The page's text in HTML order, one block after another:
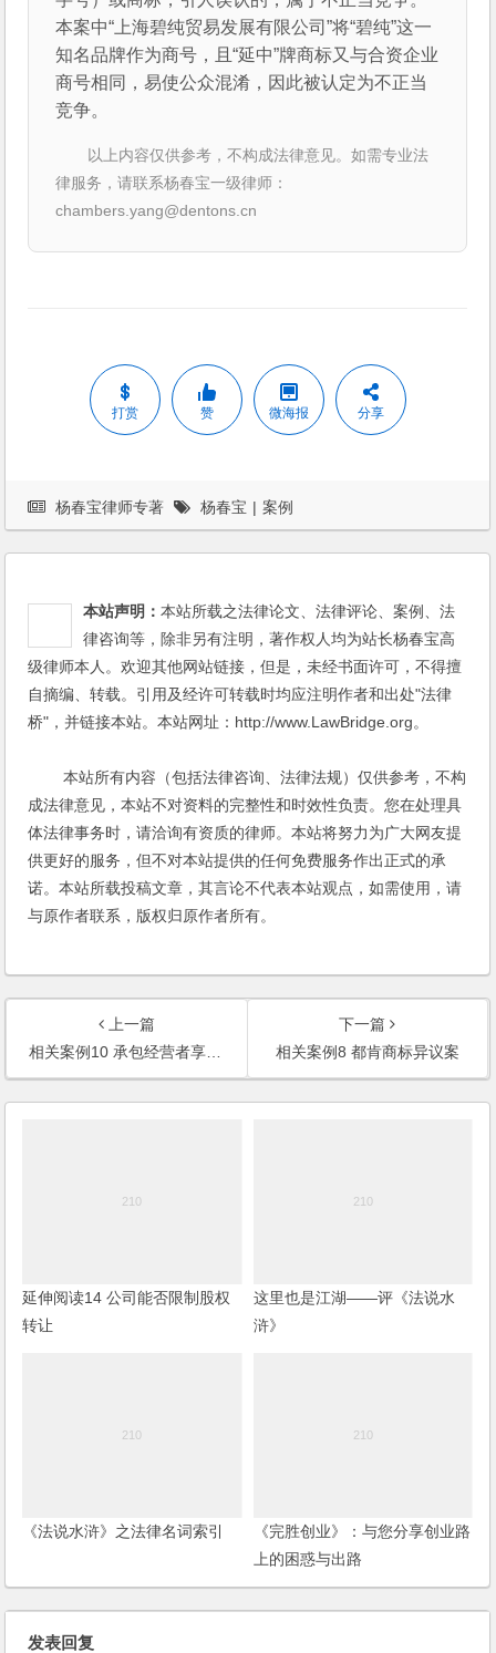
本案中“上海碧纯贸易发展有限公司”将“碧纯”这一
知名品牌作为商号，且“延中”牌商标又与合资企业
商号相同，易使公众混淆，因此被认定为不正当
竞争。
以上内容仅供参考，不构成法律意见。如需专业法
律服务，请联系杨春宝一级律师：
chambers.yang@dentons.cn
打赏 赞 微海报 分享
杨春宝律师专著 杨春宝 | 案例
本站声明：本站所载之法律论文、法律评论、案例、法
律咨询等，除非另有注明，著作权人均为站长杨春宝高
级律师本人。欢迎其他网站链接，但是，未经书面许可，不得擅
自摘编、转载。引用及经许可转载时均应注明作者和出处"法律
桥"，并链接本站。本站网址：http://www.LawBridge.org。
本站所有内容（包括法律咨询、法律法规）仅供参考，不构
成法律意见，本站不对资料的完整性和时效性负责。您在处理具
体法律事务时，请洽询有资质的律师。本站将努力为广大网友提
供更好的服务，但不对本站提供的任何免费服务作出正式的承
诺。本站所载投稿文章，其言论不代表本站观点，如需使用，请
与原作者联系，版权归原作者所有。
上一篇
相关案例10 承包经营者享有自主经营权
下一篇
相关案例8 都肯商标异议案
延伸阅读14 公司能否限制股权
转让
这里也是江湖——评《法说水
浒》
《法说水浒》之法律名词索引
《完胜创业》：与您分享创业路
上的困惑与出路
发表回复